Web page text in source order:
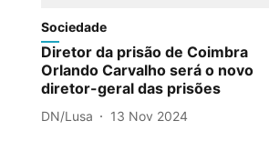
Sociedade
Diretor da prisão de Coimbra
Orlando Carvalho será o novo
diretor-geral das prisões
DN/Lusa 13 Nov 2024